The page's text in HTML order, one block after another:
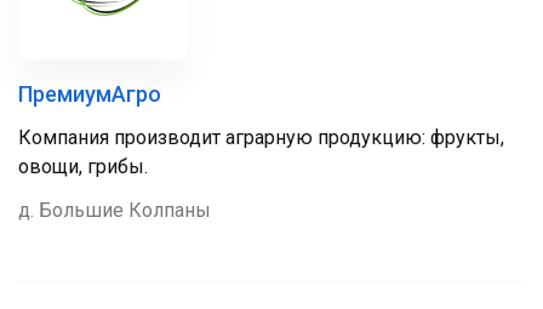
ПремиумАгро
Компания производит аграрную продукцию: фрукты,
овощи, грибы.
д. Большие Колпаны